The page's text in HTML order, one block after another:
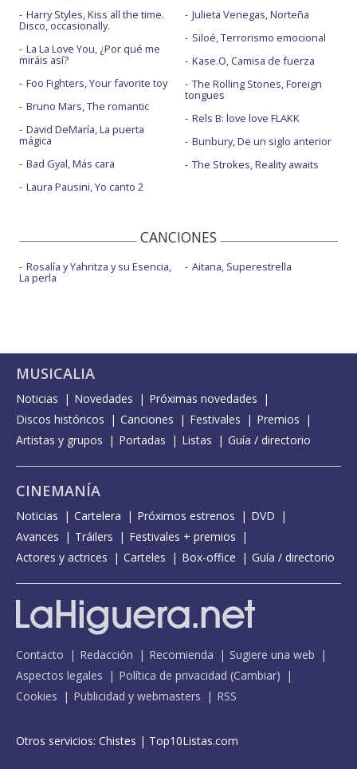
Harry Styles, Kiss all the time.
Disco, occasionally.
La La Love You, ¿Por qué me
miráis así?
Foo Fighters, Your favorite toy
Bruno Mars, The romantic
David DeMaría, La puerta
mágica
Bad Gyal, Más cara
Laura Pausini, Yo canto 2
Julieta Venegas, Norteña
Siloé, Terrorismo emocional
Kase.O, Camisa de fuerza
The Rolling Stones, Foreign
tongues
Rels B: love love FLAKK
Bunbury, De un siglo anterior
The Strokes, Reality awaits
CANCIONES
Rosalía y Yahritza y su Esencia,
La perla
Aitana, Superestrella
MUSICALIA
Noticias Novedades
Próximas novedades
Discos históricos
Canciones Festivales
Premios
Artistas y grupos
Portadas Listas Guía / directorio
CINEMANÍA
Noticias Cartelera Próximos estrenos
DVD
Avances
Tráilers
Festivales + premios
Actores y actrices
Carteles Box-office Guía / directorio
Contacto Redacción Recomienda
Sugiere una web
Aspectos legales
Política de privacidad (Cambiar)
Cookies
Publicidad y webmasters RSS
Otros servicios: Chistes | Top10Listas.com